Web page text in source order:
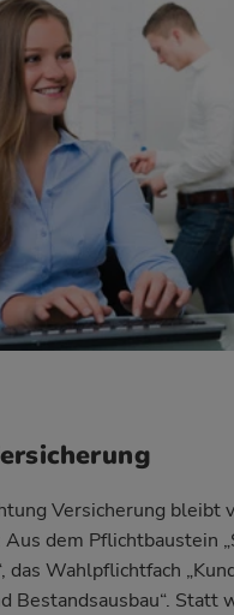
Versicherung
dem Pflichtbaustein
das Wahlpflichtfach
Bestandsausbau“.